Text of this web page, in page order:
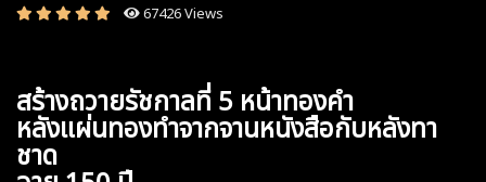
67426 Views
สร้างถวายรัชกาลที่ 5 หน้าทองคำ
หลังแผ่นทองทำจากจานหนังสือกับหลังทา
ชาด